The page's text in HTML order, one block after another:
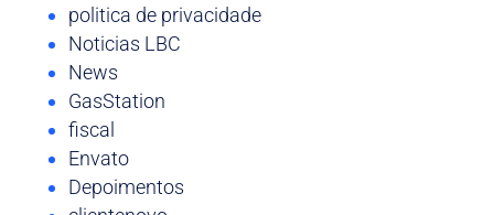
politica de privacidade
Noticias LBC
News
GasStation
fiscal
Envato
Depoimentos